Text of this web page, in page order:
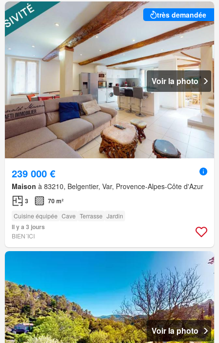
très demandée
Voir la photo
239 000 €
Maison à 83210, Belgentier, Var, Provence-Alpes-Côte d'Azur
3 70 m²
Cuisine équipée Cave Terrasse Jardin
Il y a 3 jours
BIEN´ICI
Voir la photo